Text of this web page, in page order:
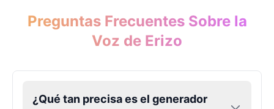
Preguntas Frecuentes Sobre la
Voz de Erizo
¿Qué tan precisa es el generador